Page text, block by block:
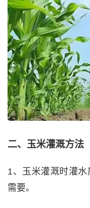
二、玉米灌溉方法
1、玉米灌溉时灌
需要。